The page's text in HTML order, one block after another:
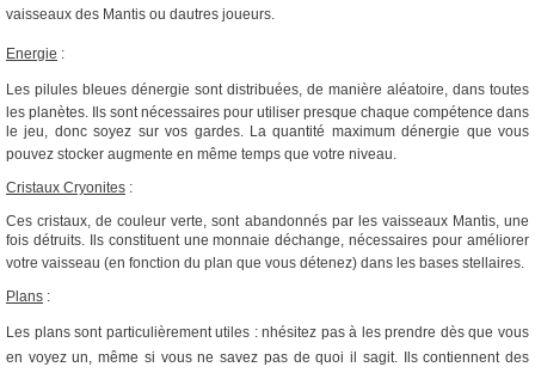
vaisseaux des Mantis ou dautres joueurs.
Energie :
Les pilules bleues dénergie sont distribuées, de manière aléatoire, dans toutes
les planètes. Ils sont nécessaires pour utiliser presque chaque compétence dans
le jeu, donc soyez sur vos gardes. La quantité maximum dénergie que vous
pouvez stocker augmente en même temps que votre niveau.
Cristaux Cryonites :
Ces cristaux, de couleur verte, sont abandonnés par les vaisseaux Mantis, une
fois détruits. Ils constituent une monnaie déchange, nécessaires pour améliorer
votre vaisseau (en fonction du plan que vous détenez) dans les bases stellaires.
Plans :
Les plans sont particulièrement utiles : nhésitez pas à les prendre dès que vous
en voyez un, même si vous ne savez pas de quoi il sagit. Ils contiennent des